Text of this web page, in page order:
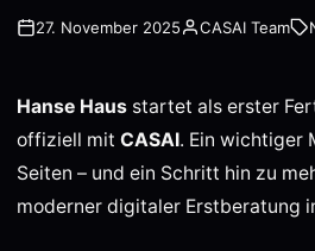
27. November 2025 CASAI Team
Hanse Haus startet als erster
offiziell mit CASAI. Ein wichtiger
Seiten – und ein Schritt hin zu
moderner digitaler Erstberatung